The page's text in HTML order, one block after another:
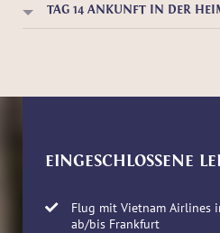
TAG 14 ANKUNFT IN DER
EINGESCHLOSSENE
Flug mit Vietnam Airlines
ab/bis Frankfurt